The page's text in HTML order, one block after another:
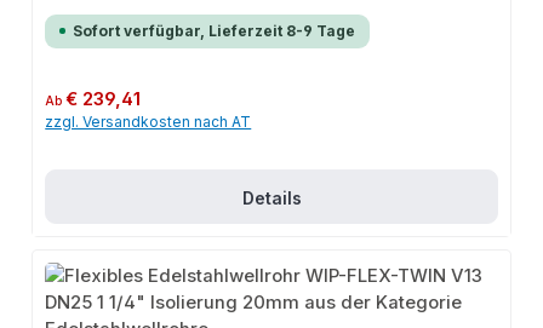
bauliche Gegebenheiten an. Das robuste Design und die einfache Montage
machen dieses Produkt zu einer zuverlässigen Wahl für jede
180°CKorrosionsbeständigkeit20mm Isolierung aus Vlies mit PE-
SchutzfolieAnwendungsbereicheVerrohrung in SolaranlagenInstallationen
auf Dächern und in AußenbereichenProduktdatenMaterial:
Sofort verfügbar, Lieferzeit 8-9 Tage
Regulärer Preis:
Ab€ 239,41
zzgl. Versandkosten nach AT
Details